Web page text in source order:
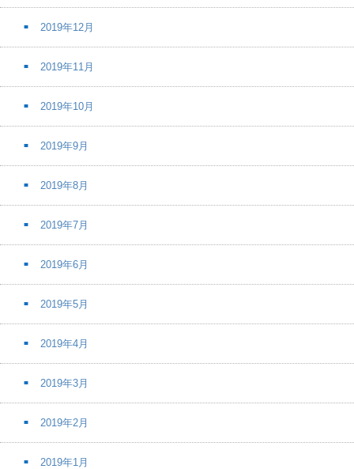
2019年12月
2019年11月
2019年10月
2019年9月
2019年8月
2019年7月
2019年6月
2019年5月
2019年4月
2019年3月
2019年2月
2019年1月